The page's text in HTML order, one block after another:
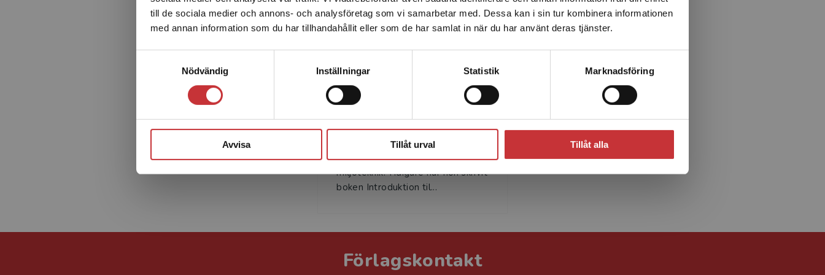
till de sociala medier och annons- och analysföretag som vi samarbetar med. Dessa kan i sin tur kombinera informationen
med annan information som du har tillhandahållit eller som de har samlat in när du har använt deras tjänster.
Nödvändig
Inställningar Statistik Marknadsföring
Avvisa Tillåt urval Tillåt alla
Sverige. För att kunna slutföra ett köp måste
leveransadressen vara i Sverige.Läs mer
Karin Granström är professor i
miljö- och energisystem. Hon
undervisar i miljökemi och
miljöteknik. Tidigare har hon skrivit
boken Introduktion til...
Förlagskontakt